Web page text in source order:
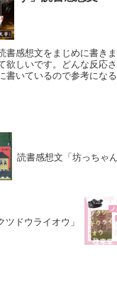
書感想文をまじめに書き
欲しいです。どんな反応
書いているので参考にな
読書感想文「坊っちゃん
ツドウライオウ」